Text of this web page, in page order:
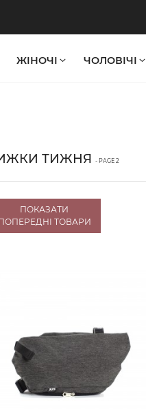
ЖІНОЧІ ЧОЛОВІЧІ
ТИЖНЯ - PAGE 2
ПОКАЗАТИ
ТОВАРИ